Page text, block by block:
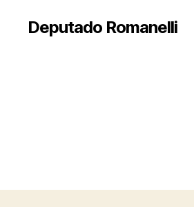
Deputado Romanelli